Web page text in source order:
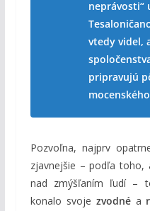
neprávosti“
vtedy videl,
pripravujú
Pozvoľna, najprv
zjavnejšie – podľa toho,
nad zmýšľaním ľudí –
konalo svoje zvodnéa